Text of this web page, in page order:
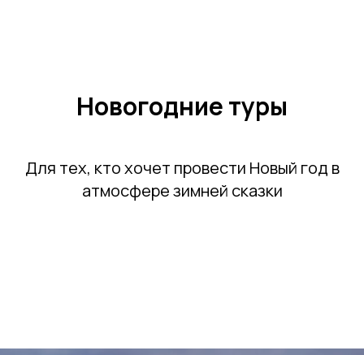
Новогодние туры
Для тех, кто хочет провести Новый год в
атмосфере зимней сказки